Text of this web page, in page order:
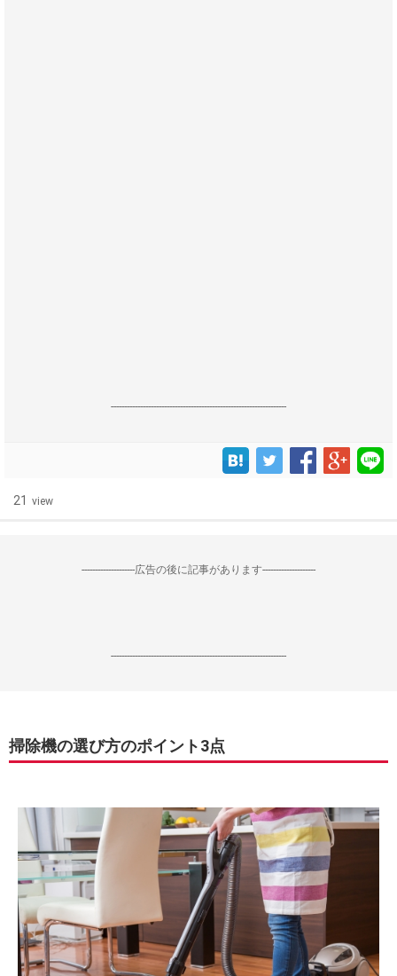
------------------------------------------------------------------
21 view
--------------------広告の後に記事があります--------------------
------------------------------------------------------------------
掃除機の選び方のポイント3点